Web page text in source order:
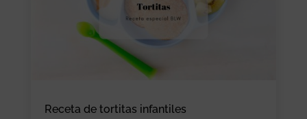
Receta de tortitas infantiles